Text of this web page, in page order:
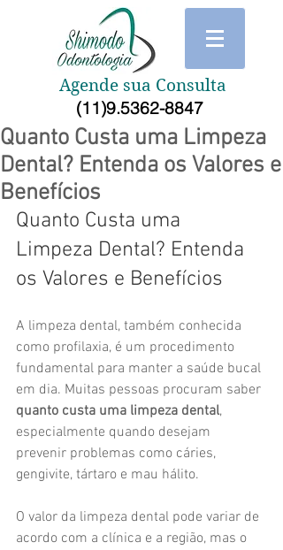
Agende sua Consulta
(11)9.5362-8847
Quanto Custa uma Limpeza
Dental? Entenda os Valores e
Benefícios
Quanto Custa uma
Limpeza Dental? Entenda
os Valores e Benefícios
A limpeza dental, também conhecida
como profilaxia, é um procedimento
fundamental para manter a saúde bucal
em dia. Muitas pessoas procuram saber
quanto custa uma limpeza dental,
especialmente quando desejam
prevenir problemas como cáries,
gengivite, tártaro e mau hálito.
O valor da limpeza dental pode variar de
acordo com a clínica e a região, mas o